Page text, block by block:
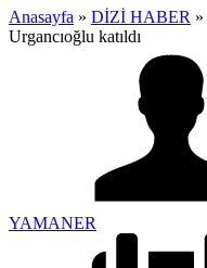
Anasayfa » DİZİ HABER »
Urgancıoğlu katıldı
YAMANER